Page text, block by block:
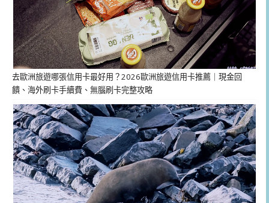
去歐洲旅遊哪張信用卡最好用？2026歐洲旅遊信用卡推薦｜現金回
饋、海外刷卡手續費、無腦刷卡完整攻略